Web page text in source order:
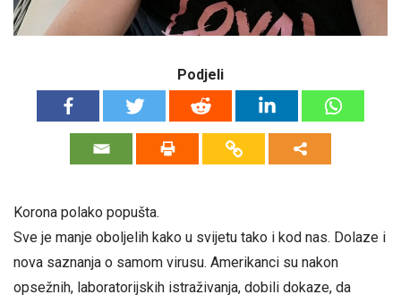
Podjeli
Korona polako popušta.
Sve je manje oboljelih kako u svijetu tako i kod nas. Dolaze i
nova saznanja o samom virusu. Amerikanci su nakon
opsežnih, laboratorijskih istraživanja, dobili dokaze, da